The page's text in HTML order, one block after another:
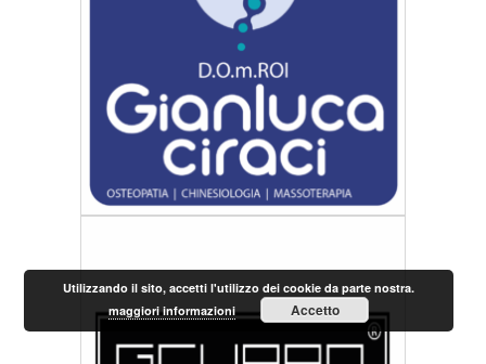
Utilizzando il sito, accetti l'utilizzo dei cookie da parte nostra.
maggiori informazioni
Accetto